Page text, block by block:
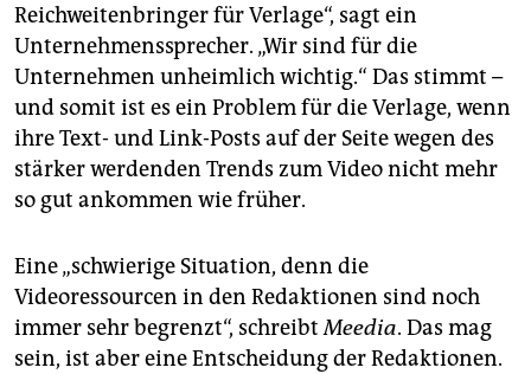
Reichweitenbringer für Verlage“, sagt ein
Unternehmenssprecher. „Wir sind für die
Unternehmen unheimlich wichtig.“ Das stimmt –
und somit ist es ein Problem für die Verlage, wenn
ihre Text- und Link-Posts auf der Seite wegen des
stärker werdenden Trends zum Video nicht mehr
so gut ankommen wie früher.
Eine „schwierige Situation, denn die
Videoressourcen in den Redaktionen sind noch
immer sehr begrenzt“, schreibtMeedia. Das mag
sein, ist aber eine Entscheidung der Redaktionen.